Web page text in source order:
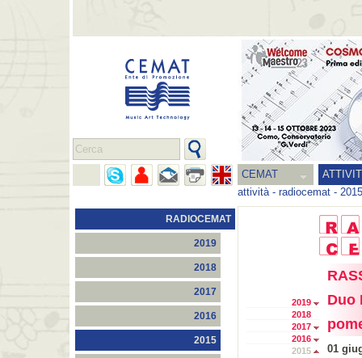
CEMAT
attività- radiocemat - 2015
RADIOCEMAT
2019
2018
2017
2016
2015
2019
2018
2017
2016
2015
Duo
01